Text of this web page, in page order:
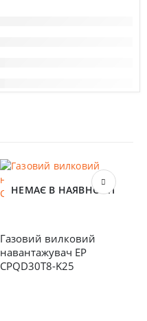
НЕМАЄ В НАЯВНОСТІ
Газовий вилковий
навантажувач EP
CPQD30T8-K25